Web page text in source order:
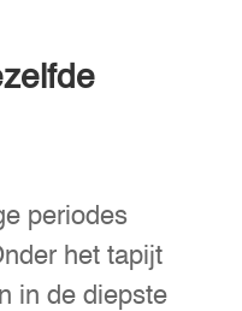
periodes
het tapijt
in de diepste